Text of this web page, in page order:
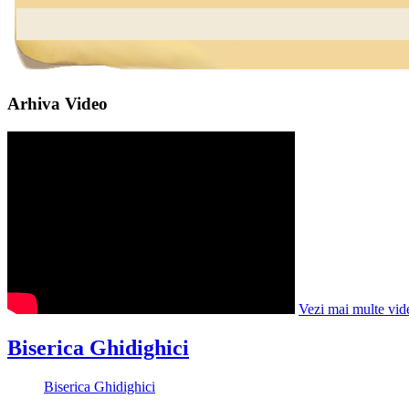
Arhiva Video
Vezi mai multe
Biserica Ghidighici
Biserica Ghidighici